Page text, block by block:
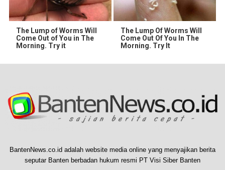
The Lump of Worms Will
Come Out of You in The
Morning. Try it
The Lump Of Worms Will
Come Out Of You In The
Morning. Try It
BantenNews.co.id adalah website media online yang menyajikan berita
seputar Banten berbadan hukum resmi PT Visi Siber Banten